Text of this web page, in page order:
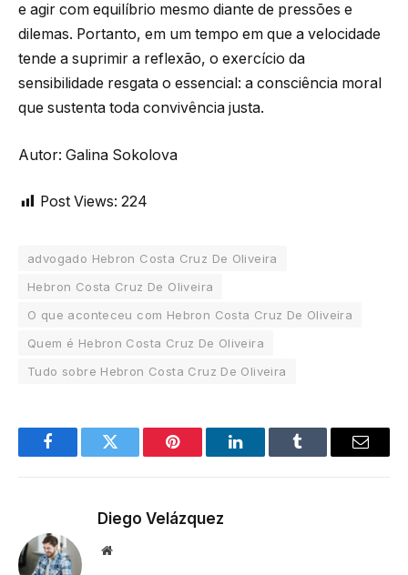
e agir com equilíbrio mesmo diante de pressões e
dilemas. Portanto, em um tempo em que a velocidade
tende a suprimir a reflexão, o exercício da
sensibilidade resgata o essencial: a consciência moral
que sustenta toda convivência justa.
Autor: Galina Sokolova
Post Views: 224
advogado Hebron Costa Cruz De Oliveira
Hebron Costa Cruz De Oliveira
O que aconteceu com Hebron Costa Cruz De Oliveira
Quem é Hebron Costa Cruz De Oliveira
Tudo sobre Hebron Costa Cruz De Oliveira
FacebookTwitter Pinterest LinkedInTumblr Email
Diego Velázquez
Website